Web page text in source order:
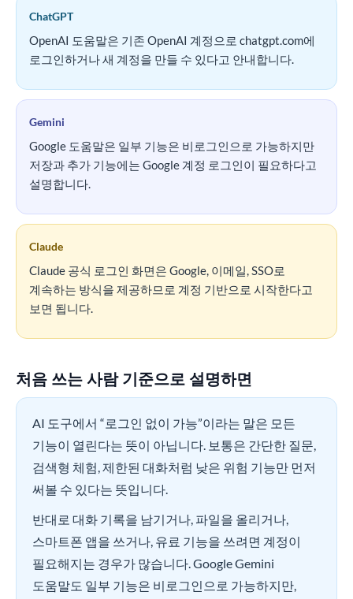
ChatGPT
OpenAI 도움말은 기존 OpenAI 계정으로 chatgpt.com에
로그인하거나 새 계정을 만들 수 있다고 안내합니다.
Gemini
Google 도움말은 일부 기능은 비로그인으로 가능하지만
저장과 추가 기능에는 Google 계정 로그인이 필요하다고
설명합니다.
Claude
Claude 공식 로그인 화면은 Google, 이메일, SSO로
계속하는 방식을 제공하므로 계정 기반으로 시작한다고
보면 됩니다.
처음 쓰는 사람 기준으로 설명하면
AI 도구에서 “로그인 없이 가능”이라는 말은 모든
기능이 열린다는 뜻이 아닙니다. 보통은 간단한 질문,
검색형 체험, 제한된 대화처럼 낮은 위험 기능만 먼저
써볼 수 있다는 뜻입니다.
반대로 대화 기록을 남기거나, 파일을 올리거나,
스마트폰 앱을 쓰거나, 유료 기능을 쓰려면 계정이
필요해지는 경우가 많습니다. Google Gemini
도움말도 일부 기능은 비로그인으로 가능하지만,